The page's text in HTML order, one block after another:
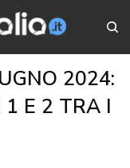
2024:
1 E 2 TRA I